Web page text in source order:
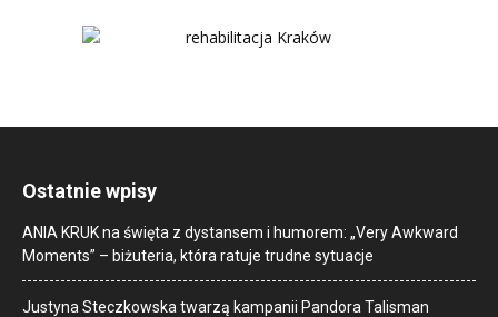
Ostatnie wpisy
ANIA KRUK na święta z dystansem i humorem: „Very Awkward
Moments” – biżuteria, która ratuje trudne sytuacje
Justyna Steczkowska twarzą kampanii Pandora Talisman